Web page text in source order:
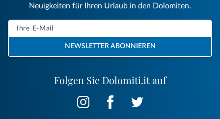
Folgen Sie Dolomiti.it auf
Neuigkeiten für Ihren Urlaub in den Dolomiten.
NEWSLETTER ABONNIEREN